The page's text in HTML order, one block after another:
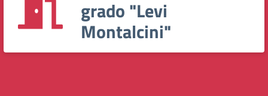
grado "Levi
Montalcini"